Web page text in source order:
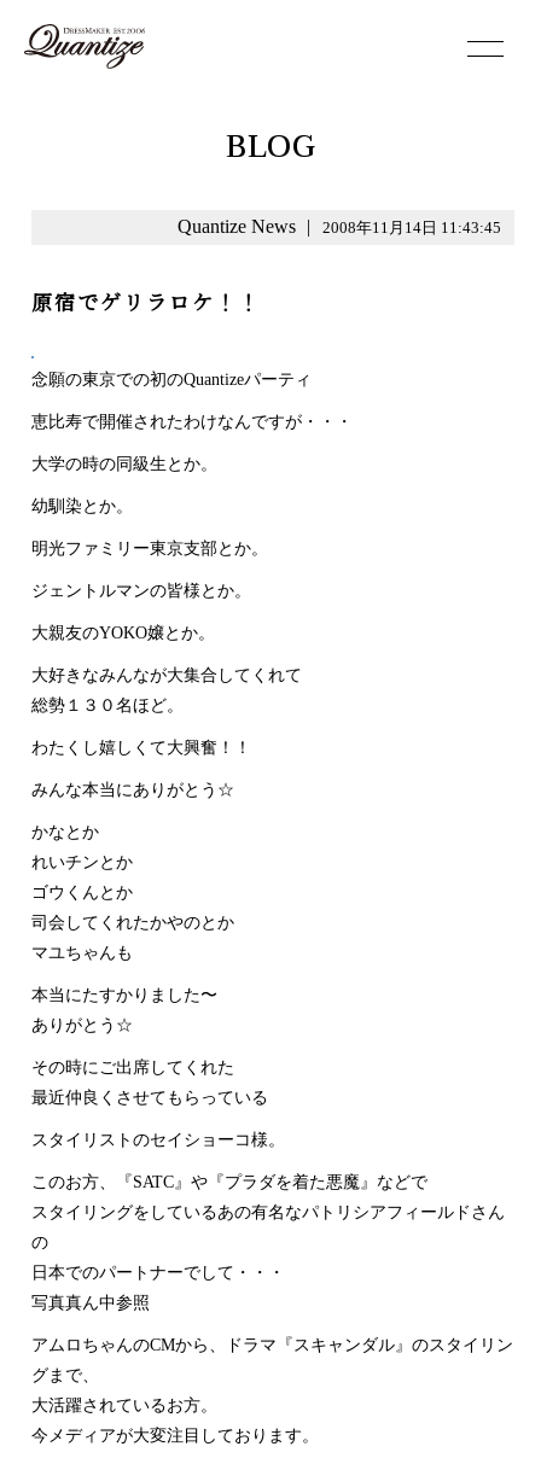
BLOG
Quantize News | 2008年11月14日 11:43:45
原宿でゲリラロケ！！
念願の東京での初のQuantizeパーティ
恵比寿で開催されたわけなんですが・・・
大学の時の同級生とか。
幼馴染とか。
明光ファミリー東京支部とか。
ジェントルマンの皆様とか。
大親友のYOKO嬢とか。
大好きなみんなが大集合してくれて
総勢１３０名ほど。
わたくし嬉しくて大興奮！！
みんな本当にありがとう☆
かなとか
れいチンとか
ゴウくんとか
司会してくれたかやのとか
マユちゃんも
本当にたすかりました〜
ありがとう☆
その時にご出席してくれた
最近仲良くさせてもらっている
スタイリストのセイショーコ様。
このお方、『SATC』や『プラダを着た悪魔』などで
スタイリングをしているあの有名なパトリシアフィールドさん
の
日本でのパートナーでして・・・
写真真ん中参照
アムロちゃんのCMから、ドラマ『スキャンダル』のスタイリン
グまで、
大活躍されているお方。
今メディアが大変注目しております。